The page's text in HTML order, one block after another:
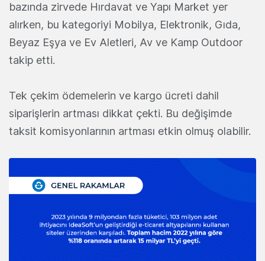
bazında zirvede Hırdavat ve Yapı Market yer
alırken, bu kategoriyi Mobilya, Elektronik, Gıda,
Beyaz Eşya ve Ev Aletleri, Av ve Kamp Outdoor
takip etti.
Tek çekim ödemelerin ve kargo ücreti dahil
siparişlerin artması dikkat çekti. Bu değişimde
taksit komisyonlarının artması etkin olmuş olabilir.